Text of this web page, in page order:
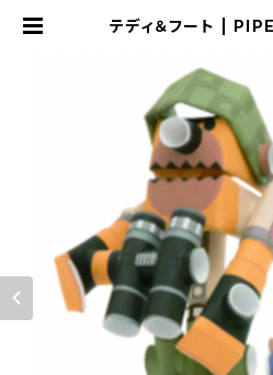
テディ＆フート |